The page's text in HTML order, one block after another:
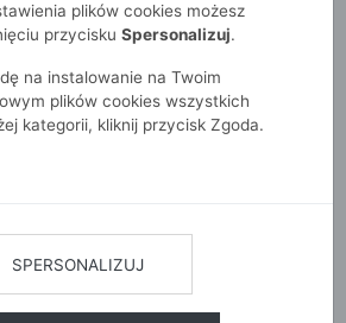
plików cookies możesz
przycisku Spersonalizuj.
na instalowanie na Twoim
plików cookies wszystkich
kategorii, kliknij przycisk Zgoda.
SPERSONALIZUJ